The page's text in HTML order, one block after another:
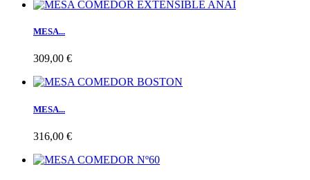
MESA...
309,00 €
MESA...
316,00 €